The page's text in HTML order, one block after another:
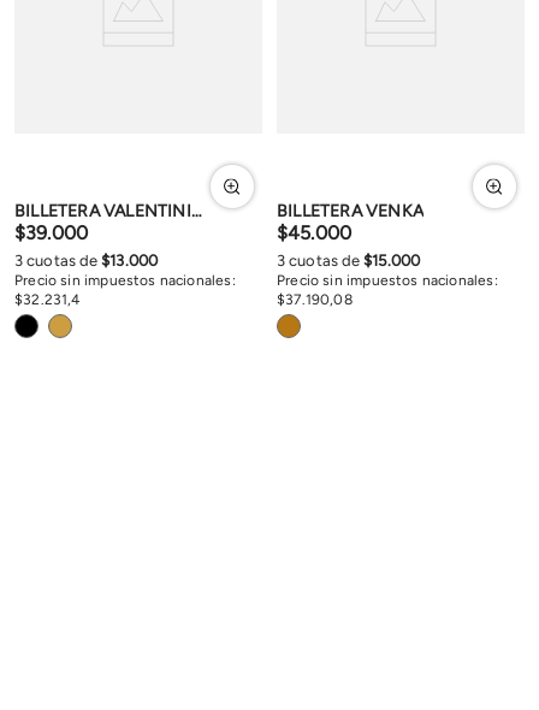
BILLETERA VALENTINIANA
$39.000
Precio sin impuestos nacionales:
$32.231,4
3 cuotas de$13.000
BILLETERA VENKA
$45.000
Precio sin impuestos nacionales:
$37.190,08
3 cuotas de$15.000